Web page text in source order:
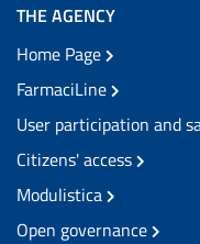
THE AGENCY
Home Page
FarmaciLine
User participation and
Citizens' access
Modulistica
Open governance